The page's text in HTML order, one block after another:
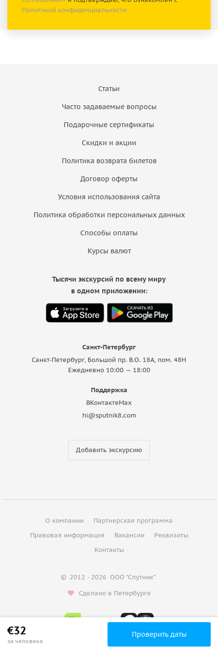
Политикой конфиденциальности
€32
за человека
Проверить даты
Статьи
Часто задаваемые вопросы
Подарочные сертификаты
Скидки и акции
Политика возврата билетов
Договор оферты
Условия использования сайта
Политика обработки персональных данных
Способы оплаты
Курсы валют
Санкт-Петербург
Санкт-Петербург, Большой пр. В.О. 18A, пом. 48Н
Ежедневно 10:00 — 18:00
Поддержка
ВКонтактеMax
hi@sputnik8.com
Добавить экскурсию
Тысячи экскурсий по всему миру
в одном приложении:
О компании
Партнерская программа
Правовая информация
Вакансии
Реквизиты
Контакты
© 2012 - 2026 ООО "Спутник"
Сделано в Петербурге